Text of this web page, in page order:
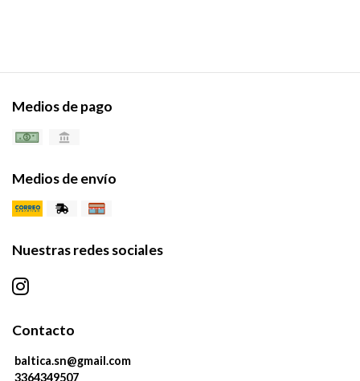
Medios de pago
Medios de envío
Nuestras redes sociales
Contacto
baltica.sn@gmail.com
3364349507